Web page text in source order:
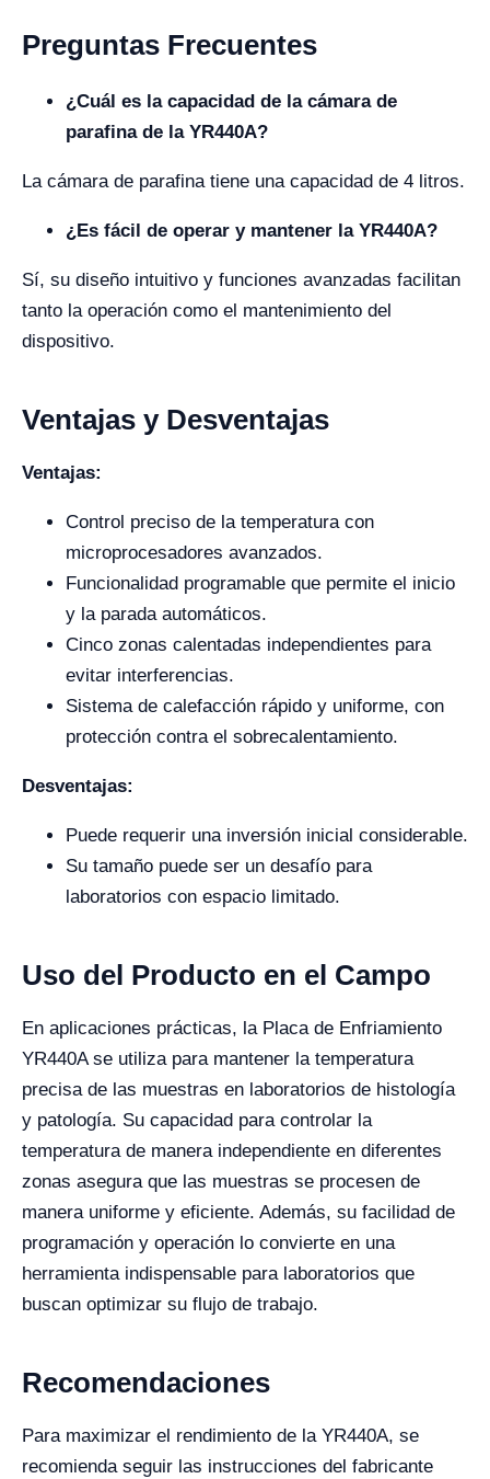
Preguntas Frecuentes
¿Cuál es la capacidad de la cámara de
parafina de la YR440A?
La cámara de parafina tiene una capacidad de 4 litros.
¿Es fácil de operar y mantener la YR440A?
Sí, su diseño intuitivo y funciones avanzadas facilitan
tanto la operación como el mantenimiento del
dispositivo.
Ventajas y Desventajas
Ventajas:
Control preciso de la temperatura con
microprocesadores avanzados.
Funcionalidad programable que permite el inicio
y la parada automáticos.
Cinco zonas calentadas independientes para
evitar interferencias.
Sistema de calefacción rápido y uniforme, con
protección contra el sobrecalentamiento.
Desventajas:
Puede requerir una inversión inicial considerable.
Su tamaño puede ser un desafío para
laboratorios con espacio limitado.
Uso del Producto en el Campo
En aplicaciones prácticas, la Placa de Enfriamiento
YR440A se utiliza para mantener la temperatura
precisa de las muestras en laboratorios de histología
y patología. Su capacidad para controlar la
temperatura de manera independiente en diferentes
zonas asegura que las muestras se procesen de
manera uniforme y eficiente. Además, su facilidad de
programación y operación lo convierte en una
herramienta indispensable para laboratorios que
buscan optimizar su flujo de trabajo.
Recomendaciones
Para maximizar el rendimiento de la YR440A, se
recomienda seguir las instrucciones del fabricante